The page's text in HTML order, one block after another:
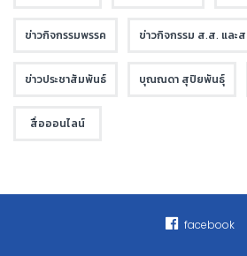
ข่าวกิจกรรมพรรค ข่าวกิจกรรม ส.ส. และ
ข่าวประชาสัมพันธ์ บุณณดา สุปิยพันธุ์
สื่อออนไลน์
facebook